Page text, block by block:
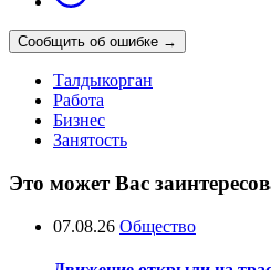
Сообщить об ошибке →
Талдыкорган
Работа
Бизнес
Занятость
Это может Вас
07.08.26 Общество